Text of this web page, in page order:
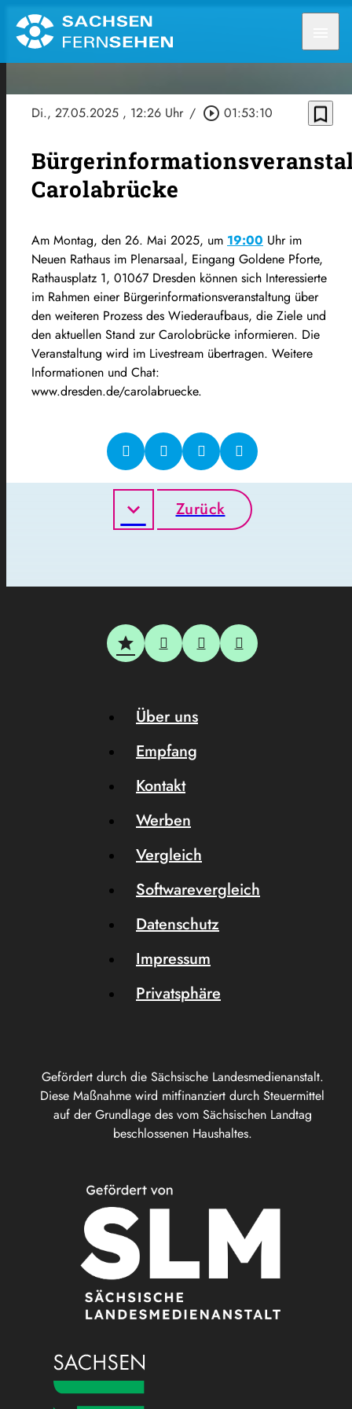
Di., 27.05.2025 , 12:26 Uhr / play_circle_outline 01:53:10 bookmark_border
Carolabrücke
Am Montag, den 26. Mai 2025, um 19:00 Uhr im
Neuen Rathaus im Plenarsaal, Eingang Goldene Pforte,
Rathausplatz 1, 01067 Dresden können sich Interessierte
im Rahmen einer Bürgerinformationsveranstaltung über
den weiteren Prozess des Wiederaufbaus, die Ziele und
den aktuellen Stand zur Carolobrücke informieren. Die
Veranstaltung wird im Livestream übertragen. Weitere
Informationen und Chat:
www.dresden.de/carolabruecke.
Zurück
Gefördert durch die Sächsische Landesmedienanstalt.
Diese Maßnahme wird mitfinanziert durch Steuermittel
auf der Grundlage des vom Sächsischen Landtag
beschlossenen Haushaltes.
Über uns
Empfang
Kontakt
Werben
Vergleich
Softwarevergleich
Datenschutz
Impressum
Privatsphäre